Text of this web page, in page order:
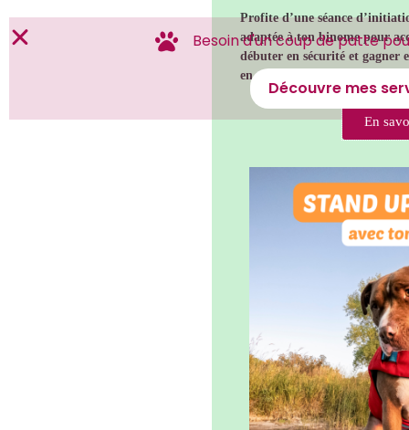
Besoin d'un coup de patte
Découvre mes
Profite d’une séance
adaptée à ton binome pour
débuter en sécurité et gagner
en autonomie.
En